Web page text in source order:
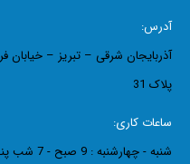
آدرس:
آذربایجان شرقی – تبریز – خیابان
پلاک 31
ساعات کاری:
شنبه - چهارشنبه : 9 صبح - 7 شب پنجشنبه : 9 صبح - 2 ظهر